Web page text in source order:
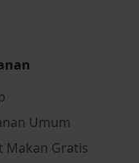
Umum
Makan Gratis